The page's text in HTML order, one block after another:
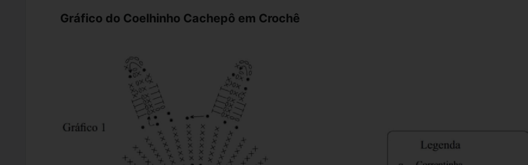
Gráfico do Coelhinho Cachepô em Crochê